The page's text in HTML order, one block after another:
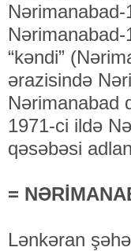
Nərimanabad-
“kəndi”
ərazisində
Nərimanabad
1971-ci ildə
qəsəbəsi
=
Lənkəran